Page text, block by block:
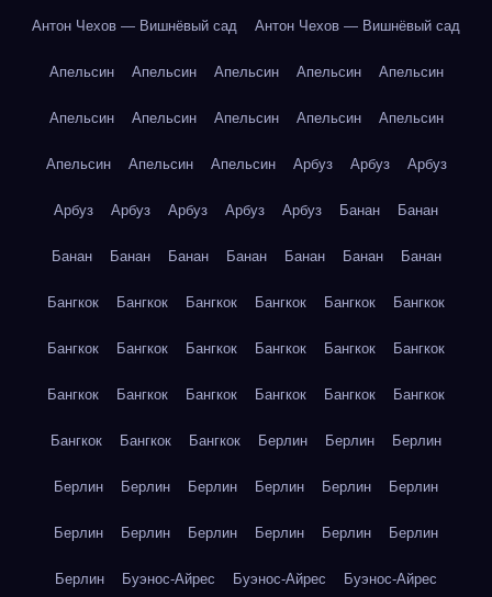
Антон Чехов — Вишнёвый сад Антон Чехов — Вишнёвый сад
Апельсин Апельсин Апельсин Апельсин Апельсин
Апельсин Апельсин Апельсин Апельсин Апельсин
Апельсин Апельсин Апельсин Арбуз Арбуз Арбуз
Арбуз Арбуз Арбуз Арбуз Арбуз Банан Банан
Банан Банан Банан Банан Банан Банан Банан
Бангкок Бангкок Бангкок Бангкок Бангкок Бангкок
Бангкок Бангкок Бангкок Бангкок Бангкок Бангкок
Бангкок Бангкок Бангкок Бангкок Бангкок Бангкок
Бангкок Бангкок Бангкок Берлин Берлин Берлин
Берлин Берлин Берлин Берлин Берлин Берлин
Берлин Берлин Берлин Берлин Берлин Берлин
Берлин Буэнос-Айрес Буэнос-Айрес Буэнос-Айрес